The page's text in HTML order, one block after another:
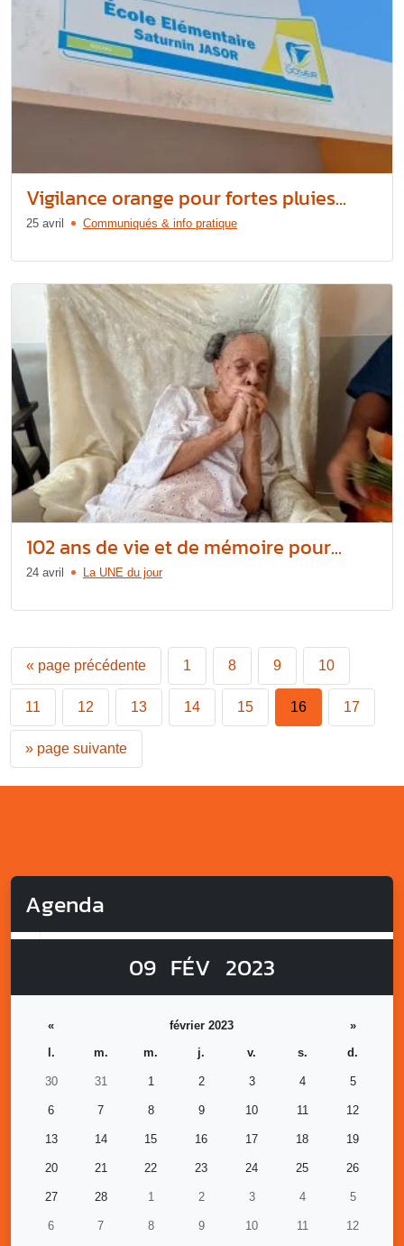
Vigilance orange pour fortes pluies...
25 avril Communiqués & info pratique
102 ans de vie et de mémoire pour...
24 avril La UNE du jour
« page précédente 1 8 9 10
11 12 13 14 15 16 17
» page suivante
Agenda
09 FÉV 2023
« février 2023
»
l.
m. m. j. v. s. d.
30 31 1 2 3 4 5
6 7 8 9 10 11 12
13 14 15 16 17 18 19
20 21 22 23 24 25 26
27 28 1 2 3 4 5
6 7 8 9 10 11 12